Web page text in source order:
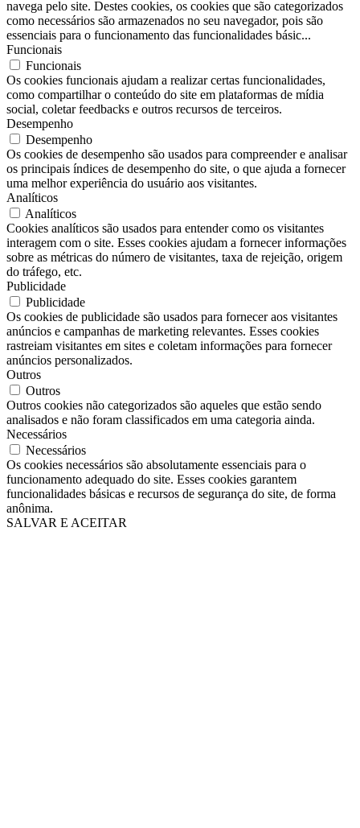
navega pelo site. Destes cookies, os cookies que são categorizados
como necessários são armazenados no seu navegador, pois são
essenciais para o funcionamento das funcionalidades básic...
Funcionais
Funcionais
Os cookies funcionais ajudam a realizar certas funcionalidades,
como compartilhar o conteúdo do site em plataformas de mídia
social, coletar feedbacks e outros recursos de terceiros.
Desempenho
Desempenho
Os cookies de desempenho são usados ​​para compreender e analisar
os principais índices de desempenho do site, o que ajuda a fornecer
uma melhor experiência do usuário aos visitantes.
Analíticos
Analíticos
Cookies analíticos são usados ​​para entender como os visitantes
interagem com o site. Esses cookies ajudam a fornecer informações
sobre as métricas do número de visitantes, taxa de rejeição, origem
do tráfego, etc.
Publicidade
Publicidade
Os cookies de publicidade são usados ​​para fornecer aos visitantes
anúncios e campanhas de marketing relevantes. Esses cookies
rastreiam visitantes em sites e coletam informações para fornecer
anúncios personalizados.
Outros
Outros
Outros cookies não categorizados são aqueles que estão sendo
analisados ​​e não foram classificados em uma categoria ainda.
Necessários
Necessários
Os cookies necessários são absolutamente essenciais para o
funcionamento adequado do site. Esses cookies garantem
funcionalidades básicas e recursos de segurança do site, de forma
anônima.
SALVAR E ACEITAR